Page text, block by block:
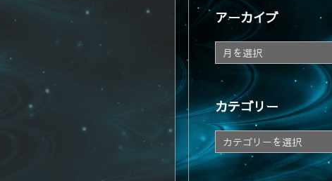
アーカイブ
ー
カ
イ
ブ
カテゴリー
カ
テ
ゴ